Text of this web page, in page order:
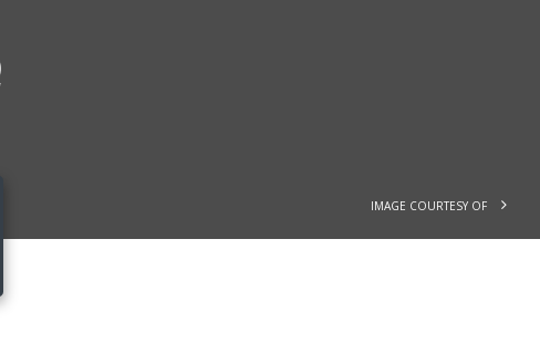
IMAGE COURTESY OF